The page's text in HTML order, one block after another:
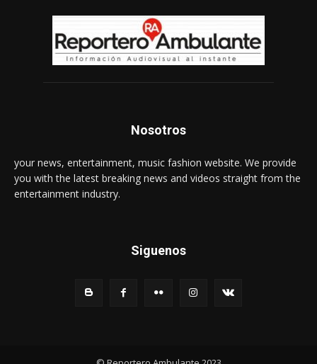
Nosotros
your news, entertainment, music fashion website. We provide
you with the latest breaking news and videos straight from the
entertainment industry.
Siguenos